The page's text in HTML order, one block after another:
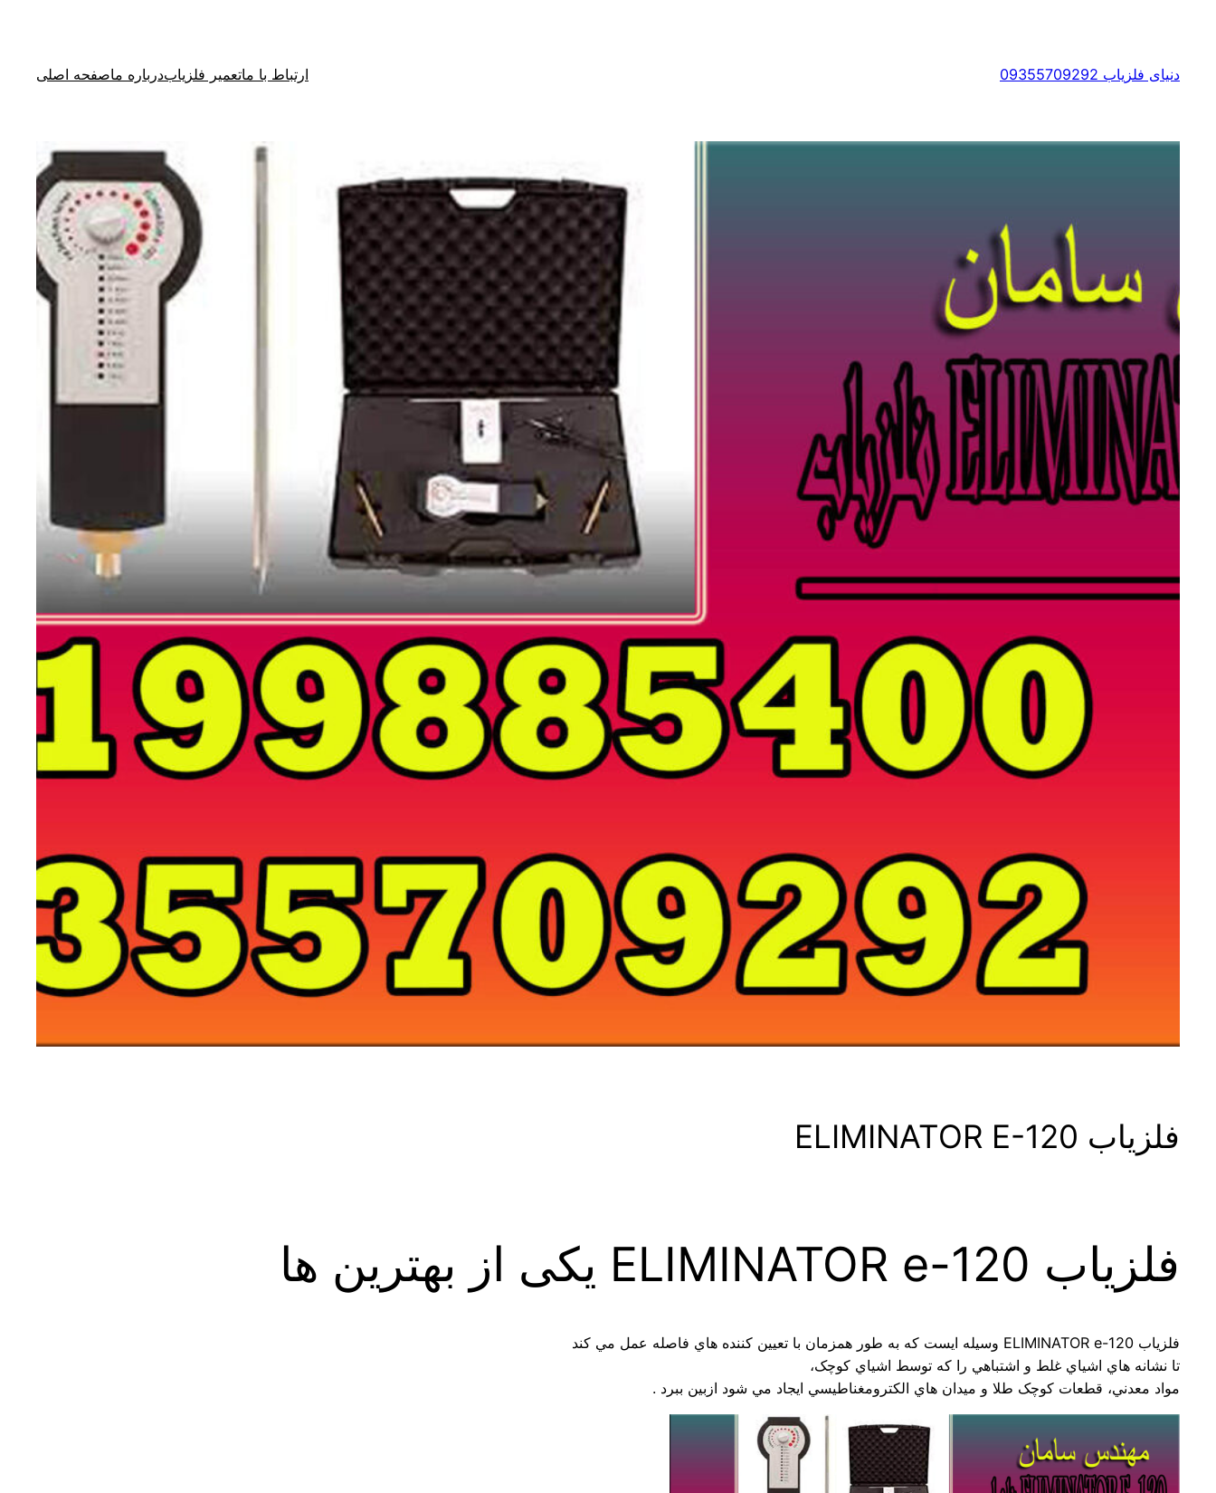
دنیای فلزیاب 09355709292 ارتباط با ماتعمیر فلزیابدرباره ماصفحه اصلی
فلزیاب ELIMINATOR E-120
فلزیاب ELIMINATOR e-120 یکی از بهترین ها
فلزیاب ELIMINATOR e-120 وسيله ايست که به طور همزمان با تعيين کننده هاي فاصله عمل مي کند
تا نشانه هاي اشياي غلط و اشتباهي را که توسط اشياي کوچک،
مواد معدني، قطعات کوچک طلا و ميدان هاي الکترومغناطيسي ايجاد مي شود ازبين ببرد .